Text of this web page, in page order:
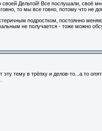
своей Дельтой! Все послушали, своё
то мы все говно, потому что не
подростком, постоянно
не получается - тоже можно
эту тему в трёпку и делов-то...а то